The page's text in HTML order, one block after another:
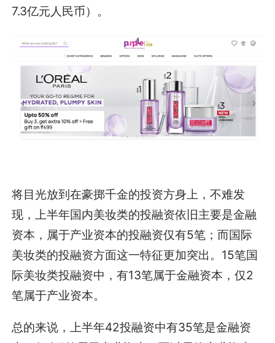
7.3亿元人民币）。
将目光放到在豪掷千金的投资方身上，不难发
现，上半年国内美妆类的投融资依旧主要是金融
资本，属于产业资本的投融资仅有5笔；而国际
美妆类的投融资方面这一特征更加突出。15笔国
际美妆类投融资中，有13笔属于金融资本，仅2
笔属于产业资本。
总的来说，上半年42投融资中有35笔是金融资